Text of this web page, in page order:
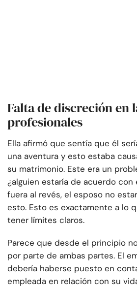
Falta de discreción en
profesionales
Ella afirmó que sentía que él
una aventura y esto estaba
su matrimonio. Este era un
¿alguien estaría de acuerdo con
fuera al revés, el esposo no
esto. Esto es exactamente a lo
tener límites claros.
Parece que desde el principio
por parte de ambas partes. El
debería haberse puesto en
empleada en relación con su